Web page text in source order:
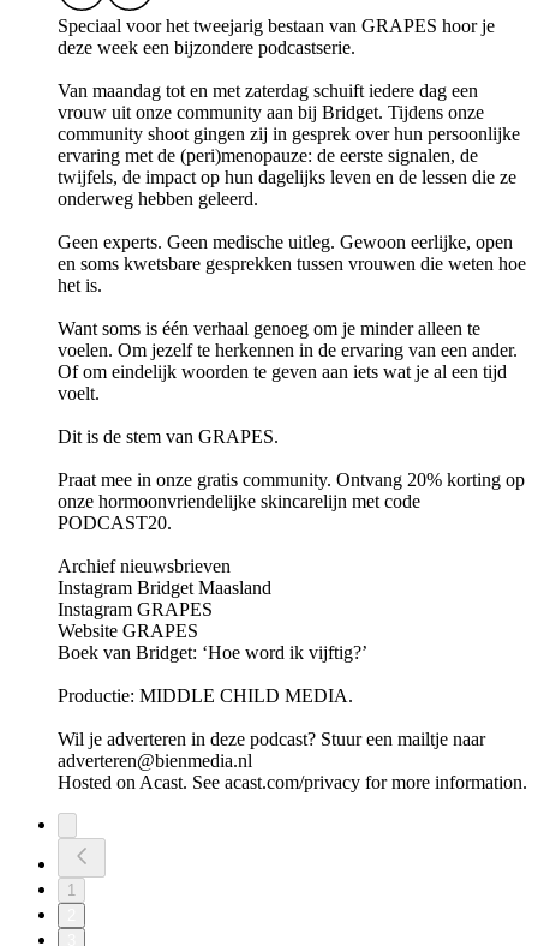
Speciaal voor het tweejarig bestaan van GRAPES hoor je
deze week een bijzondere podcastserie.
Van maandag tot en met zaterdag schuift iedere dag een
vrouw uit onze community aan bij Bridget. Tijdens onze
community shoot gingen zij in gesprek over hun persoonlijke
ervaring met de (peri)menopauze: de eerste signalen, de
twijfels, de impact op hun dagelijks leven en de lessen die ze
onderweg hebben geleerd.
Geen experts. Geen medische uitleg. Gewoon eerlijke, open
en soms kwetsbare gesprekken tussen vrouwen die weten hoe
het is.
Want soms is één verhaal genoeg om je minder alleen te
voelen. Om jezelf te herkennen in de ervaring van een ander.
Of om eindelijk woorden te geven aan iets wat je al een tijd
voelt.
Dit is de stem van GRAPES.
Praat mee in onze gratis community. Ontvang 20% korting op
onze hormoonvriendelijke skincarelijn met code
PODCAST20.
Archief nieuwsbrieven
Instagram Bridget Maasland
Instagram GRAPES
Website GRAPES
Boek van Bridget: ‘Hoe word ik vijftig?’
Productie: MIDDLE CHILD MEDIA.
Wil je adverteren in deze podcast? Stuur een mailtje naar
adverteren@bienmedia.nl
Hosted on Acast. See acast.com/privacy for more information.
1